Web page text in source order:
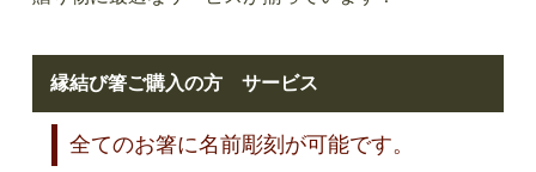
縁結び箸ご購入の方 サービス
全てのお箸に名前彫刻が可能です。